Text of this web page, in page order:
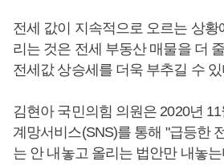
전세 값이 지속적으로 오르는 상황
리는 것은 전세 부동산 매물을 더
전세값 상승세를 더욱 부추길 수
김현아 국민의힘 의원은 2020년
계망서비스(SNS)를 통해 "급등한
는 안 내놓고 올리는 법안만 내놓